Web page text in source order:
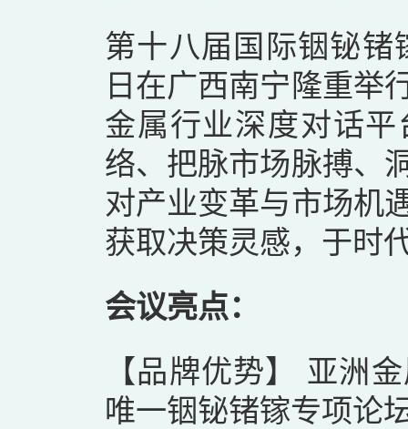
第十八届国际铟铋锗
日在广西南宁隆重举
金属行业深度对话
络、把脉市场脉搏、
对产业变革与市场机
获取决策灵感，于时
会议亮点：
【品牌优势】 亚洲
唯一铟铋锗镓专项论